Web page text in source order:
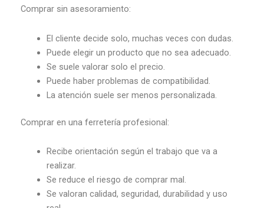
Comprar sin asesoramiento:
El cliente decide solo, muchas veces con dudas.
Puede elegir un producto que no sea adecuado.
Se suele valorar solo el precio.
Puede haber problemas de compatibilidad.
La atención suele ser menos personalizada.
Comprar en una ferretería profesional:
Recibe orientación según el trabajo que va a
realizar.
Se reduce el riesgo de comprar mal.
Se valoran calidad, seguridad, durabilidad y uso